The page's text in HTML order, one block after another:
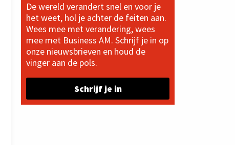
De wereld verandert snel en voor je
het weet, hol je achter de feiten aan.
Wees mee met verandering, wees
mee met Business AM. Schrijf je in op
onze nieuwsbrieven en houd de
vinger aan de pols.
Schrijf je in